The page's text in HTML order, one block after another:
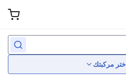
مركبتك
Wheel
عجلات مخصصة
أداء
الفرامل
الملحقات الخارجية
شفرات المساحات
أضواء
المصابيح الأمامية
الداخلية
مقاعد